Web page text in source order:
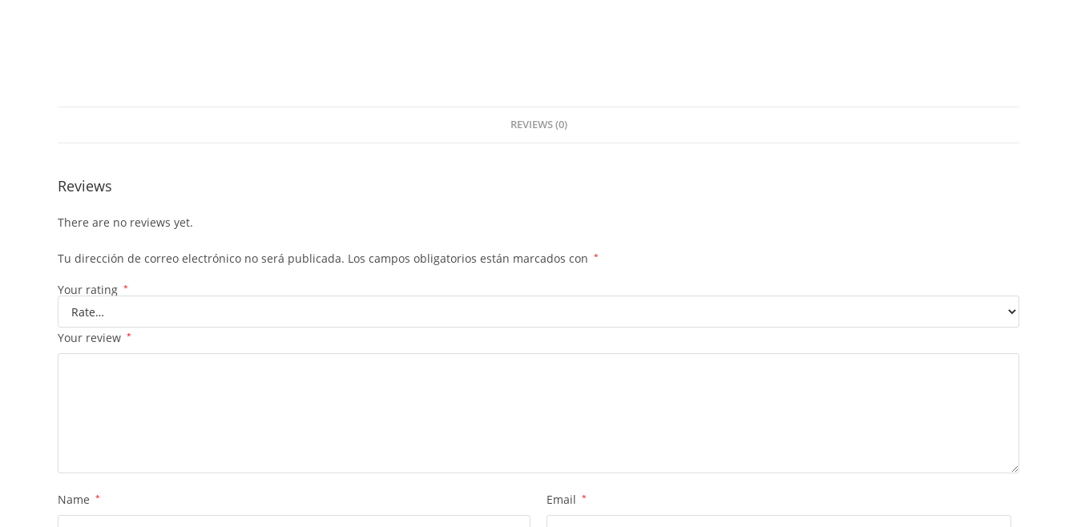
REVIEWS (0)
Reviews
There are no reviews yet.
Tu dirección de correo electrónico no será publicada. Los campos obligatorios están marcados con *
Your rating *
Your review *
Name * Email *